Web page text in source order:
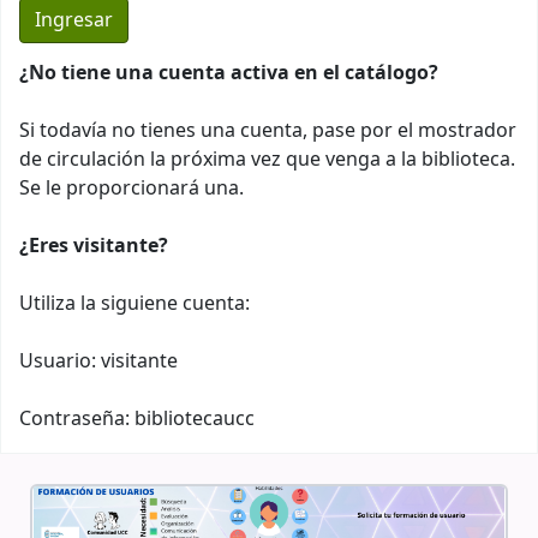
¿No tiene una cuenta activa en el catálogo?
Si todavía no tienes una cuenta, pase por el mostrador
de circulación la próxima vez que venga a la biblioteca.
Se le proporcionará una.
¿Eres visitante?
Utiliza la siguiene cuenta:
Usuario: visitante
Contraseña: bibliotecaucc